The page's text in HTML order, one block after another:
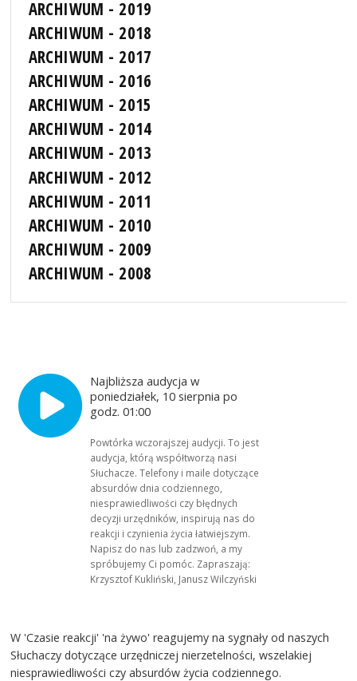
ARCHIWUM - 2019
ARCHIWUM - 2018
ARCHIWUM - 2017
ARCHIWUM - 2016
ARCHIWUM - 2015
ARCHIWUM - 2014
ARCHIWUM - 2013
ARCHIWUM - 2012
ARCHIWUM - 2011
ARCHIWUM - 2010
ARCHIWUM - 2009
ARCHIWUM - 2008
Najbliższa audycja w
poniedziałek, 10 sierpnia po
godz. 01:00
Powtórka wczorajszej audycji. To jest
audycja, którą współtworzą nasi
Słuchacze. Telefony i maile dotyczące
absurdów dnia codziennego,
niesprawiedliwości czy błędnych
decyzji urzędników, inspirują nas do
reakcji i czynienia życia łatwiejszym.
Napisz do nas lub zadzwoń, a my
spróbujemy Ci pomóc. Zapraszają:
Krzysztof Kukliński, Janusz Wilczyński
W 'Czasie reakcji' 'na żywo' reagujemy na sygnały od naszych
Słuchaczy dotyczące urzędniczej nierzetelności, wszelakiej
niesprawiedliwości czy absurdów życia codziennego.